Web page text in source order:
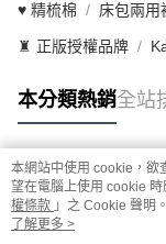
♥ 精梳棉 床包兩用
♜ 正版授權品牌
本分類熱銷全站
熱門標籤
本網站中使用 cookie，欲
望在電腦上使用 cookie
權條款 」之 Cookie 聲明
用條款之 Cookie 聲明使用
了解更多 >